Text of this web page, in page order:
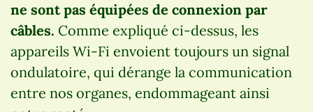
ne sont pas équipées de connexion par
câbles. Comme expliqué ci-dessus, les
appareils Wi-Fi envoient toujours un signal
ondulatoire, qui dérange la communication
entre nos organes, endommageant ainsi